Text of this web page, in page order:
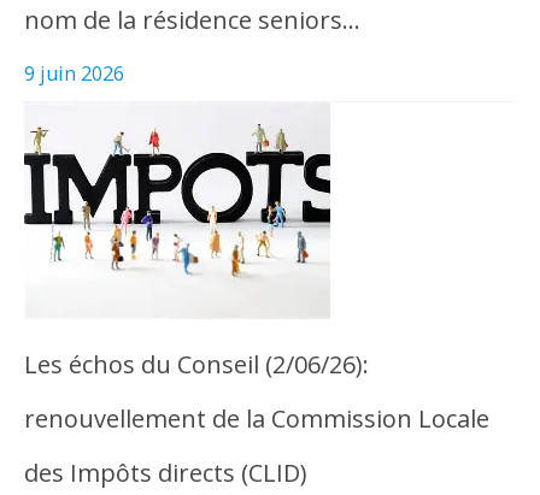
nom de la résidence seniors…
9 juin 2026
Les échos du Conseil (2/06/26):
renouvellement de la Commission Locale
des Impôts directs (CLID)